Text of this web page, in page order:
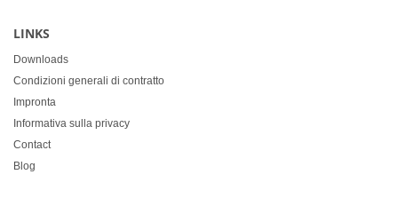
LINKS
Downloads
Condizioni generali di contratto
Impronta
Informativa sulla privacy
Contact
Blog